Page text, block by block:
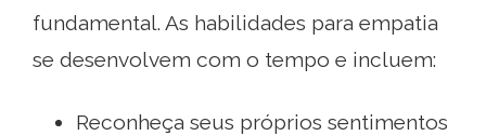
fundamental. As habilidades para empatia
se desenvolvem com o tempo e incluem:
Reconheça seus próprios sentimentos